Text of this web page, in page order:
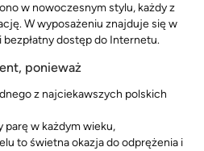
w nowoczesnym stylu, każdy z
W wyposażeniu znajduje się w
dostęp do Internetu.
ponieważ
z najciekawszych polskich
w każdym wieku,
to świetna okazja do odprężenia i